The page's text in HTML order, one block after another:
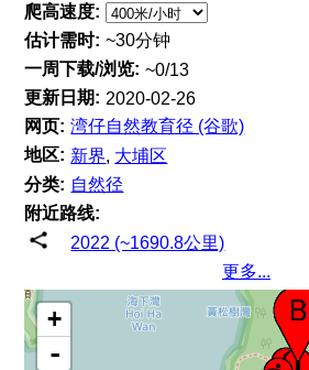
爬高速度:
估计需时: ~30分钟
一周下载/浏览: ~0/13
更新日期: 2020-02-26
网页: 湾仔自然教育径 (谷歌)
地区: 新界, 大埔区
分类: 自然径
附近路线:
2022 (~1690.8公里)
更多...
+
-